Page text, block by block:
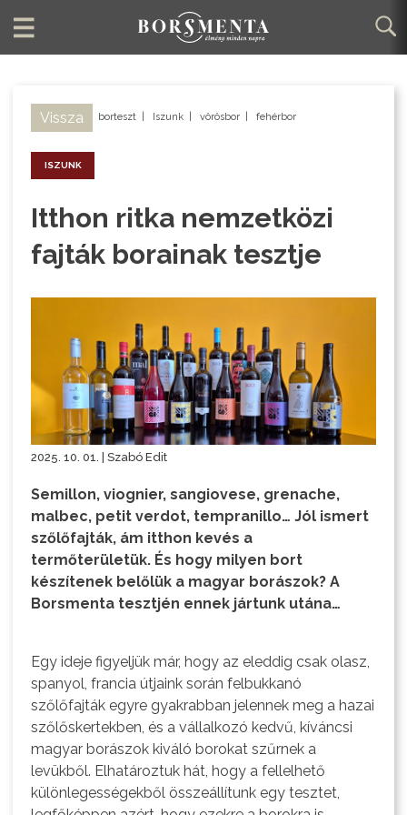
Vissza borteszt Iszunk vörösbor fehérbor
ISZUNK
Itthon ritka nemzetközi
fajták borainak tesztje
2025. 10. 01. | Szabó Edit
Semillon, viognier, sangiovese, grenache,
malbec, petit verdot, tempranillo… Jól ismert
szőlőfajták, ám itthon kevés a
termőterületük. És hogy milyen bort
készítenek belőlük a magyar borászok? A
Borsmenta tesztjén ennek jártunk utána…
Egy ideje figyeljük már, hogy az eleddig csak olasz,
spanyol, francia útjaink során felbukkanó
szőlőfajták egyre gyakrabban jelennek meg a hazai
szőlőskertekben, és a vállalkozó kedvű, kíváncsi
magyar borászok kiváló borokat szűrnek a
levükből. Elhatároztuk hát, hogy a fellelhető
különlegességekből összeállítunk egy tesztet,